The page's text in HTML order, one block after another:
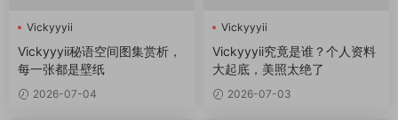
Vickyyyii
Vickyyyii秘语空间图集赏析，
每一张都是壁纸
2026-07-04
Vickyyyii
Vickyyyii究竟是谁？个人资料
大起底，美照太绝了
2026-07-03